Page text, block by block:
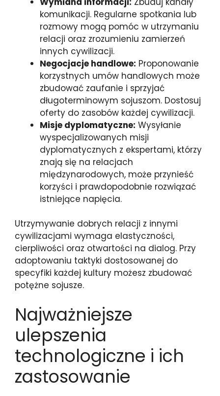
komunikacji. Regularne spotkania lub
rozmowy mogą pomóc w utrzymaniu
relacji oraz zrozumieniu zamierzeń
innych cywilizacji.
Negocjacje handlowe: Proponowanie
korzystnych umów handlowych może
zbudować zaufanie i sprzyjać
długoterminowym sojuszom. Dostosuj
oferty do zasobów każdej cywilizacji.
Misje dyplomatyczne: Wysyłanie
wyspecjalizowanych misji
dyplomatycznych z ekspertami, którzy
znają się na relacjach
międzynarodowych, może przynieść
korzyści i prawdopodobnie rozwiązać
istniejące napięcia.
Utrzymywanie dobrych relacji z innymi
cywilizacjami wymaga elastyczności,
cierpliwości oraz otwartości na dialog. Przy
adoptowaniu taktyki dostosowanej do
specyfiki każdej kultury możesz zbudować
potężne sojusze.
Najważniejsze
ulepszenia
technologiczne i ich
zastosowanie